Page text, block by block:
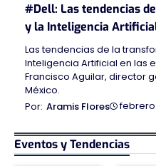
#Dell: Las tendencias
y la Inteligencia
Las tendencias de la
Inteligencia Artificial en las
Francisco Aguilar, director
México.
Aramis Flores
febrero
Eventos y Tendencias